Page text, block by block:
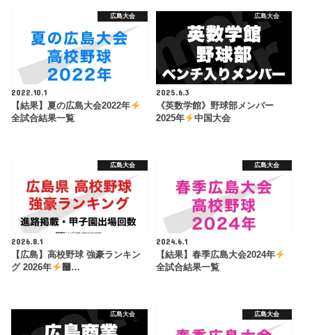
広島大会
2022.10.1
【結果】夏の広島大会2022年
全試合結果一覧
広島大会
2025.6.3
《英数学館》野球部メンバー
2025年
中国大会
広島大会
2026.8.1
【広島】高校野球 強豪ランキン
グ 2026年
࿠…
広島大会
2024.6.1
【結果】春季広島大会2024年
全試合結果一覧
広島大会 広島大会